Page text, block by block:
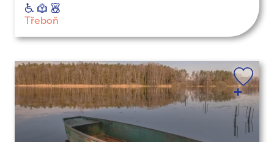
vozíčkáři
naučné
Třeboň